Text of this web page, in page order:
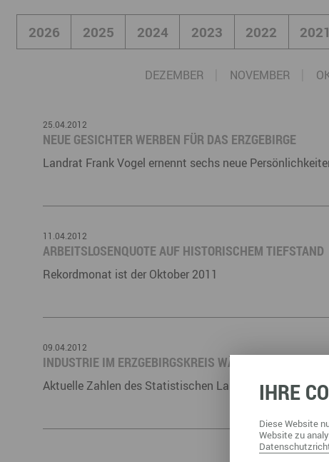
Büro- & Gewerberäume mieten
Veranstaltungsmanagement
Gewerberäume mieten
Veranstaltungsmanagement
2026 2025 2024 2023 2022 2021
DEZEMBER NOVEMBER
25.04.2012
NEUE GESICHTER WERBEN FÜR DAS ERZGEBIRGE
Landrat Frank Vogel ernennt sechs neue
11.04.2012
ARBEITSLOSENQUOTE AUF HISTORISCHEM TIEFSTAND
Rekordmonat ist der Oktober 2011
09.04.2012
INDUSTRIE IM ERZGEBIRGSKREIS WÄCHST
Aktuelle Zahlen des Statistischen Landesamtes
IHRE
DieseWebsite
Websitezu